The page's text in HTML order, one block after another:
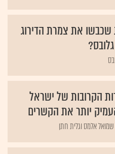
שכבשו את צמרת הדירוג
הקרובות של ישראל
יותר את הקשרים
שמואל אלמס וגלית חתן